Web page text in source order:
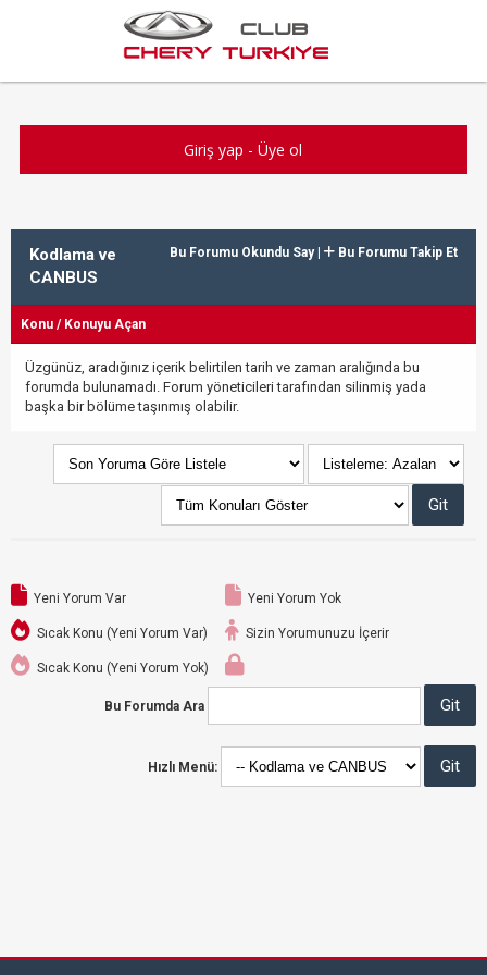
Giriş yap -Üye ol
Bu Forumu Okundu Say| Bu Forumu Takip Et
Kodlama ve
CANBUS
Konu / Konuyu Açan
Üzgünüz, aradığınız içerik belirtilen tarih ve zaman aralığında bu
forumda bulunamadı. Forum yöneticileri tarafından silinmiş yada
başka bir bölüme taşınmış olabilir.
Yeni Yorum Var
Sıcak Konu (Yeni Yorum Var)
Sıcak Konu (Yeni Yorum Yok)
Yeni Yorum Yok
Sizin Yorumunuzu İçerir
Bu Forumda Ara
Hızlı Menü: